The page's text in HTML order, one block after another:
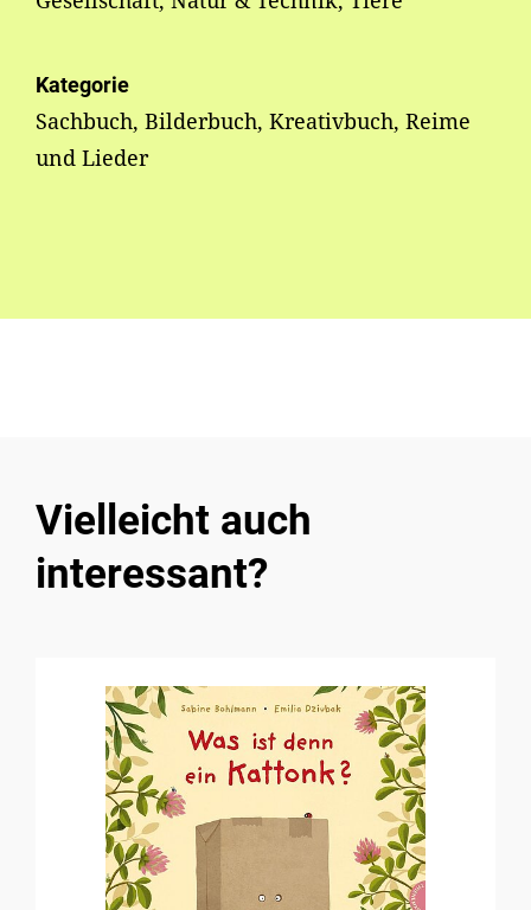
Kategorie
Sachbuch, Bilderbuch, Kreativbuch, Reime
und Lieder
Vielleicht auch
interessant?